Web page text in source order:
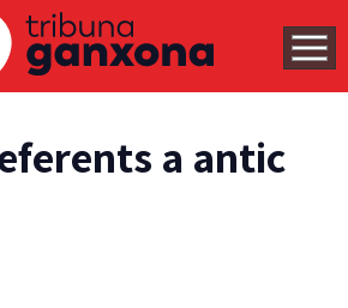
a antic